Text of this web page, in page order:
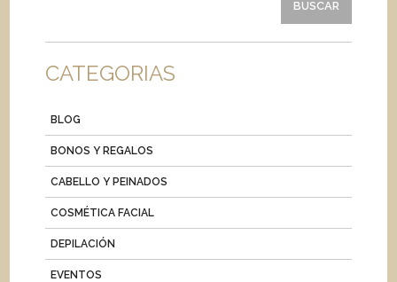
CATEGORIAS
BLOG
BONOS Y REGALOS
CABELLO Y PEINADOS
COSMÉTICA FACIAL
DEPILACIÓN
EVENTOS